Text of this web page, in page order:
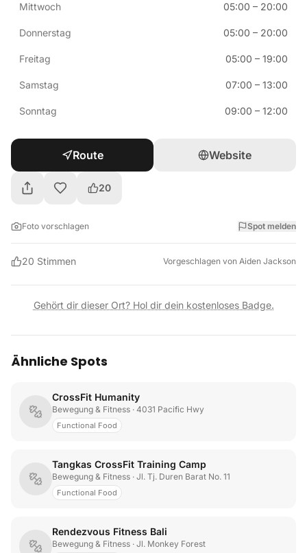
Mittwoch 05:00 – 20:00
Donnerstag 05:00 – 20:00
Freitag 05:00 – 19:00
Samstag 07:00 – 13:00
Sonntag 09:00 – 12:00
Route Website
20
Foto vorschlagen Spot melden
20 Stimmen Vorgeschlagen von Aiden Jackson
Gehört dir dieser Ort? Hol dir dein kostenloses Badge.
Ähnliche Spots
CrossFit Humanity
Bewegung & Fitness · 4031 Pacific Hwy
Functional Food
Tangkas CrossFit Training Camp
Bewegung & Fitness · Jl. Tj. Duren Barat No. 11
Functional Food
Rendezvous Fitness Bali
Bewegung & Fitness · Jl. Monkey Forest